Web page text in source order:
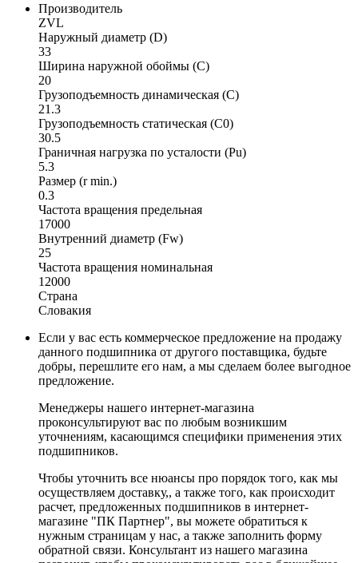
Производитель
ZVL
Наружный диаметр (D)
33
Ширина наружной обоймы (C)
20
Грузоподъемность динамическая (C)
21.3
Грузоподъемность статическая (C0)
30.5
Граничная нагрузка по усталости (Pu)
5.3
Размер (r min.)
0.3
Частота вращения предельная
17000
Внутренний диаметр (Fw)
25
Частота вращения номинальная
12000
Страна
Словакия
Если у вас есть коммерческое предложение на продажу
данного подшипника от другого поставщика, будьте
добры, перешлите его нам, а мы сделаем более выгодное
предложение.
Менеджеры нашего интернет-магазина
проконсультируют вас по любым возникшим
уточнениям, касающимся специфики применения этих
подшипников.
Чтобы уточнить все нюансы про порядок того, как мы
осуществляем доставку,, а также того, как происходит
расчет, предложенных подшипников в интернет-
магазине "ПК Партнер", вы можете обратиться к
нужным страницам у нас, а также заполнить форму
обратной связи. Консультант из нашего магазина